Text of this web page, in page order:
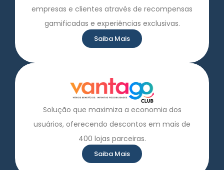
empresas e clientes através de recompensas
gamificadas e experiências exclusivas.
Saiba Mais
Solução que maximiza a economia dos
usuários, oferecendo descontos em mais de
400 lojas parceiras.
Saiba Mais